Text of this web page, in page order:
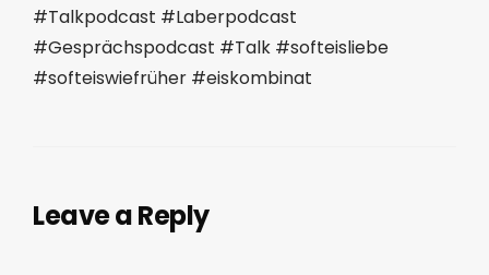
#Talkpodcast #Laberpodcast
#Gesprächspodcast #Talk #softeisliebe
#softeiswiefrüher #eiskombinat
Leave a Reply